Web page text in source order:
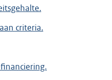
criteria.